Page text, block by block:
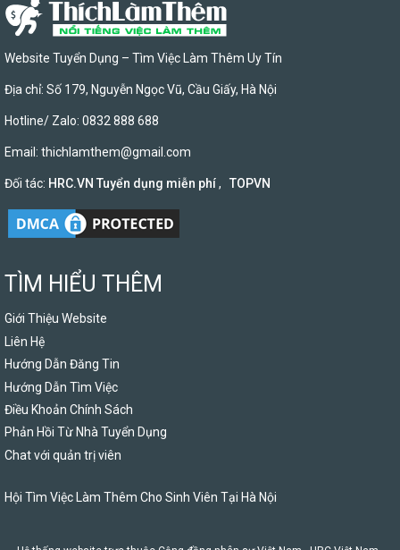
Website Tuyển Dụng – Tìm Việc Làm Thêm Uy Tín
Địa chỉ: Số 179, Nguyễn Ngọc Vũ, Cầu Giấy, Hà Nội
Hotline/ Zalo: 0832 888 688
Email: thichlamthem@gmail.com
Đối tác: HRC.VN Tuyển dụng miễn phí, TOPVN
TÌM HIỂU THÊM
Giới Thiệu Website
Liên Hệ
Hướng Dẫn Đăng Tin
Hướng Dẫn Tìm Việc
Điều Khoản Chính Sách
Phản Hồi Từ Nhà Tuyển Dụng
Chat với quản trị viên
Hội Tìm Việc Làm Thêm Cho Sinh Viên Tại Hà Nội